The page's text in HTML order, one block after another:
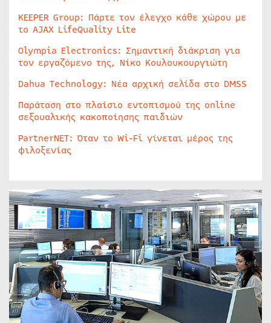
KEEPER Group: Πάρτε τον έλεγχο κάθε χώρου με
το AJAX LifeQuality Lite
Olympia Electronics: Σημαντική διάκριση για
τον εργαζόμενο της, Νίκο Κουλουκουργιώτη
Dahua Technology: Νέα αρχική σελίδα στο DMSS
Παράταση στο πλαίσιο εντοπισμού της online
σεξουαλικής κακοποίησης παιδιών
PartnerNET: Όταν το Wi-Fi γίνεται μέρος της
φιλοξενίας